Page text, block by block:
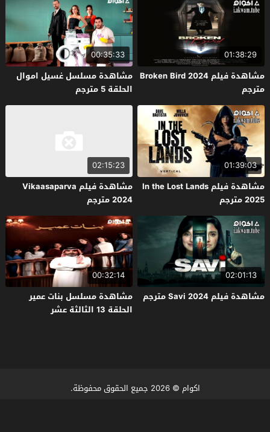
01:38:29
مشاهدة فيلم Broken Bird 2024
مترجم
00:35:33
مشاهدة مسلسل غسيل اموال
الحلقة 5 مترجم
01:39:03
مشاهدة فيلم In the Lost Lands
2025 مترجم
02:15:23
مشاهدة فيلم Vikaasaparva
2024 مترجم
02:01:13
مشاهدة فيلم Savi 2024 مترجم
00:32:14
مشاهدة مسلسل بنات عمير
الحلقة 13 الثالثة عشر
اكوام © 2026 جميع الحقوق محفوظة.